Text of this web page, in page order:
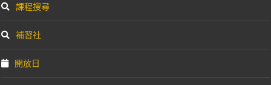
課程搜尋
補習社
開放日